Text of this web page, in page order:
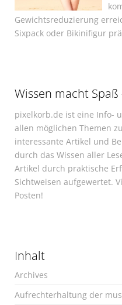
Gewichtsreduzierung
Sixpack oder Bikinifigur
Wissen macht
pixelkorb.de ist eine Info-
allen möglichen Themen
interessante Artikel und
durch das Wissen aller
Artikel durch praktische
Sichtweisen aufgewertet.
Posten!
Inhalt
Archives
Aufrechterhaltung der